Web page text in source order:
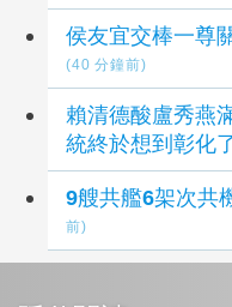
侯友宜交棒一尊
(40 分鐘前)
賴清德酸盧秀燕
統終於想到彰化
9艘共艦6架次
前)